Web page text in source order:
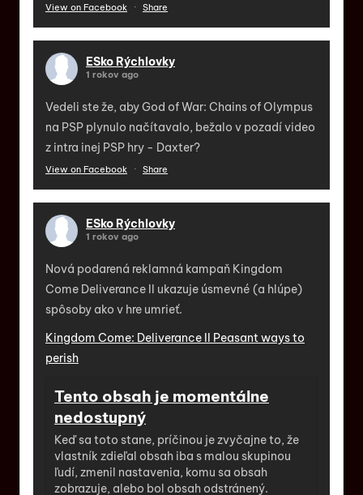
View on Facebook · Share
ESko Rýchlovky
1 rokov ago
Vedeli ste že, aby God of War: Chains of Olympus
na PSP plynulo načítavalo, bežalo v pozadí video
z intra inej PSP hry - Daxter?
View on Facebook · Share
ESko Rýchlovky
1 rokov ago
Nová podarená reklamná kampaň Kingdom
Come Deliverance II ukazuje úsmevné (a hlúpe)
spôsoby ako v hre umrieť.
Kingdom Come: Deliverance II Peasant ways to
perish
Tento obsah je momentálne
nedostupný
Keď sa toto stane, príčinou je zvyčajne to, že
vlastník zdieľal obsah iba s malou skupinou
ľudí, zmenil nastavenia, komu sa obsah
zobrazuje, alebo bol obsah odstránený.